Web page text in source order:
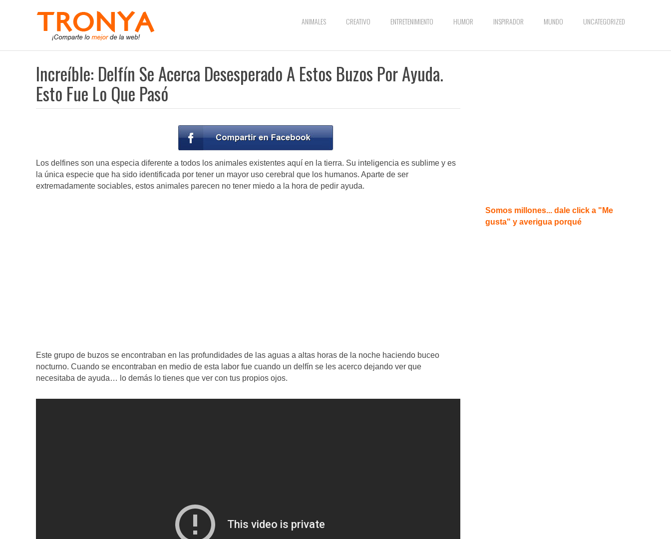
ANIMALES CREATIVO ENTRETENIMIENTO HUMOR INSPIRADOR MUNDO UNCATEGORIZED
Increíble: Delfín Se Acerca Desesperado A Estos Buzos Por Ayuda.
Esto Fue Lo Que Pasó
Los delfines son una especia diferente a todos los animales existentes aquí en la tierra. Su inteligencia es sublime y es
la única especie que ha sido identificada por tener un mayor uso cerebral que los humanos. Aparte de ser
extremadamente sociables, estos animales parecen no tener miedo a la hora de pedir ayuda.
Este grupo de buzos se encontraban en las profundidades de las aguas a altas horas de la noche haciendo buceo
nocturno. Cuando se encontraban en medio de esta labor fue cuando un delfín se les acerco dejando ver que
necesitaba de ayuda… lo demás lo tienes que ver con tus propios ojos.
Somos millones... dale click a "Me
gusta" y averigua porqué